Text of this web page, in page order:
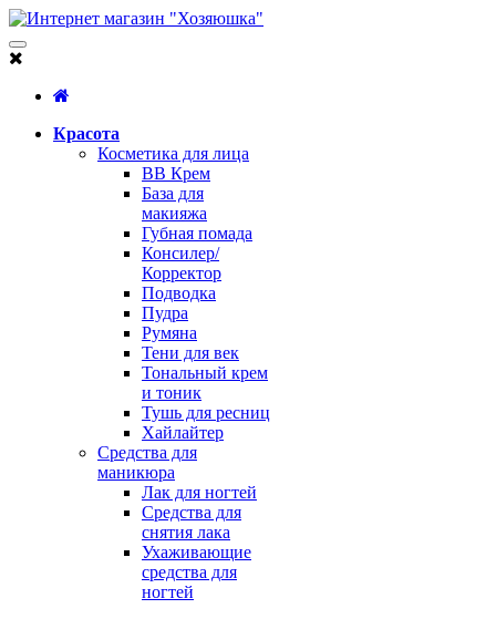
Красота
Косметика для лица
BB Крем
База для
макияжа
Губная помада
Консилер/
Корректор
Подводка
Пудра
Румяна
Тени для век
Тональный крем
и тоник
Тушь для ресниц
Хайлайтер
Средства для
маникюра
Лак для ногтей
Средства для
снятия лака
Ухаживающие
средства для
ногтей